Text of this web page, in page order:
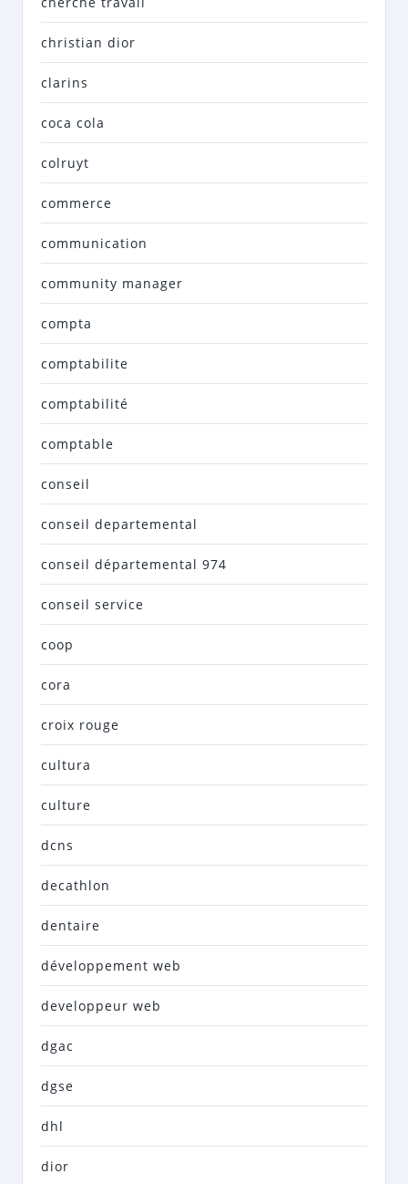
christian dior
clarins
coca cola
colruyt
commerce
communication
community manager
compta
comptabilite
comptabilité
comptable
conseil
conseil departemental
conseil départemental 974
conseil service
coop
cora
croix rouge
cultura
culture
dcns
decathlon
dentaire
développement web
developpeur web
dgac
dgse
dhl
dior